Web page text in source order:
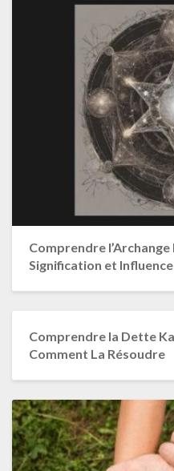
Comprendre
Signification et
Comprendre la Dette
Comment La Résoudre